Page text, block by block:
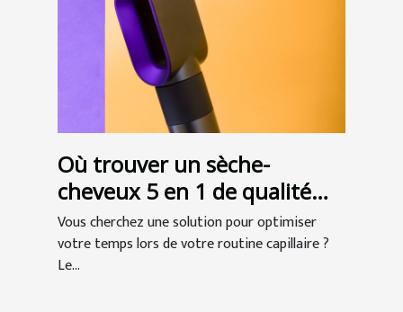
Où trouver un sèche-
cheveux 5 en 1 de qualité
professionnelle ?
Vous cherchez une solution pour optimiser
votre temps lors de votre routine capillaire ?
Le...